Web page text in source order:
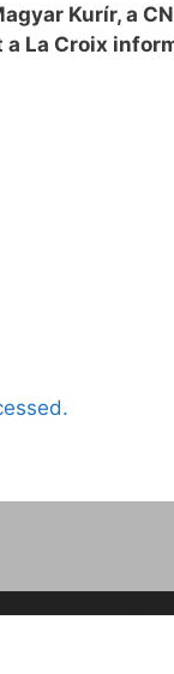
Kurír, a
a La Croix